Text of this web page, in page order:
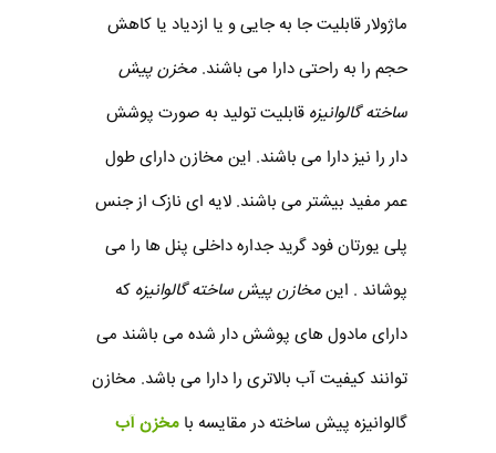
ماژولار قابلیت جا به جایی و یا ازدیاد یا کاهش
حجم را به راحتی دارا می باشند. مخزن پیش
ساخته گالوانیزه قابلیت تولید به صورت پوشش
دار را نیز دارا می باشند. این مخازن دارای طول
عمر مفید بیشتر می باشند. لایه ای نازک از جنس
پلی یورتان فود گرید جداره داخلی پنل ها را می
پوشاند . اینمخازن پیش ساخته گالوانیزه که
دارای مادول های پوشش دار شده می باشند می
توانند کیفیت آب بالاتری را دارا می باشد. مخازن
گالوانیزه پیش ساخته در مقایسه با مخزن آب